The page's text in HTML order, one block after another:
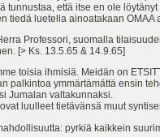
tunnustaa, että itse en ole
tiedä luetella ainoatakaan
Professori, suomalla
[> Ks. 13.5.65 & 14.9.65]
toisia ihmisiä. Meidän on
palkintoa ymmärtämättä ensin
Jumalan valtakunnaksi.
luulleet tietävänsä muut
pyrkiä kaikkein